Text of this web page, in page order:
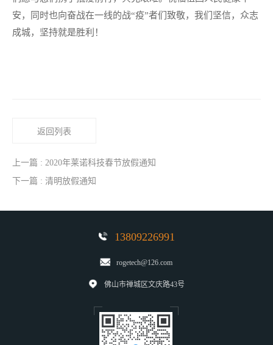
安，同时也向奋战在一线的战“疫”者们致敬，我们坚信，众志
成城，坚持就是胜利！
上一篇 : 2020年莱诺科技春节放假通知
下一篇 : 清明放假通知
返回列表
13809226991
rogetech@126.com
佛山市禅城区文庆路43号